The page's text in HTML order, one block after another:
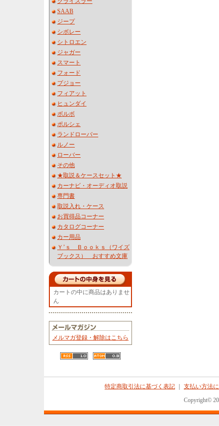
SAAB
ジープ
シボレー
シトロエン
ジャガー
スマート
フォード
プジョー
フィアット
ヒュンダイ
ボルボ
ポルシェ
ランドローバー
ルノー
ローバー
その他
★取説＆ケースセット★
カーナビ・オーディオ取説
専門書
取説入れ・ケース
お買得品コーナー
カタログコーナー
カー用品
Ｙ’ｓ Ｂｏｏｋｓ（ワイズ
ブックス） おすすめ文庫
カートの中に商品はありませ
ん
メルマガ登録・解除はこちら
特定商取引法に基づく表記
支払い方法
Copyright©